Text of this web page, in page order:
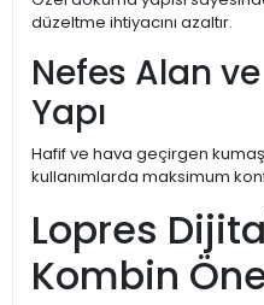
düzeltme ihtiyacını azaltır.
Nefes Alan
Yapı
Hafif ve hava geçirgen
kullanımlarda maksimum
Lopres
Kombin